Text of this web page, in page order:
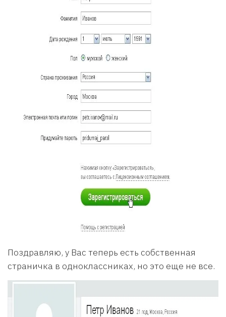
Поздравляю, у Вас теперь есть собственная
страничка в одноклассниках, но это еще не все.